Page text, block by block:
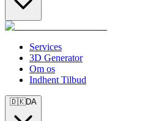
Services
3D Generator
Om os
Indhent Tilbud
🇩🇰DA